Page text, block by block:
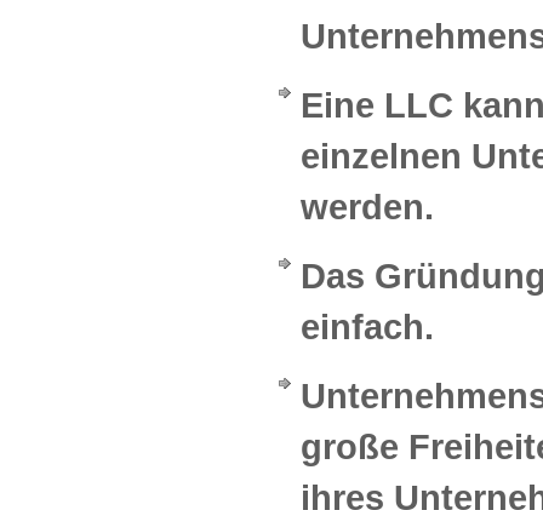
Eine LLC
einzelnen
werden.
Das
einfach.
große
ihres